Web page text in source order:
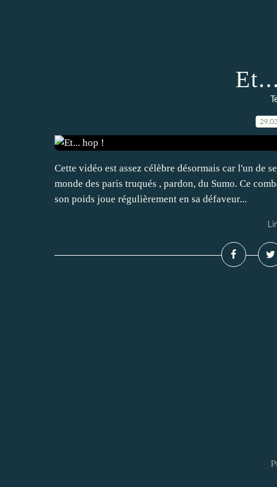
Cette vidéo est assez célèbre désormais car l'un de
monde des paris truqués , pardon, du Sumo. Ce
son poids joue régulièrement en sa défaveur...